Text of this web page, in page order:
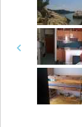
Previous